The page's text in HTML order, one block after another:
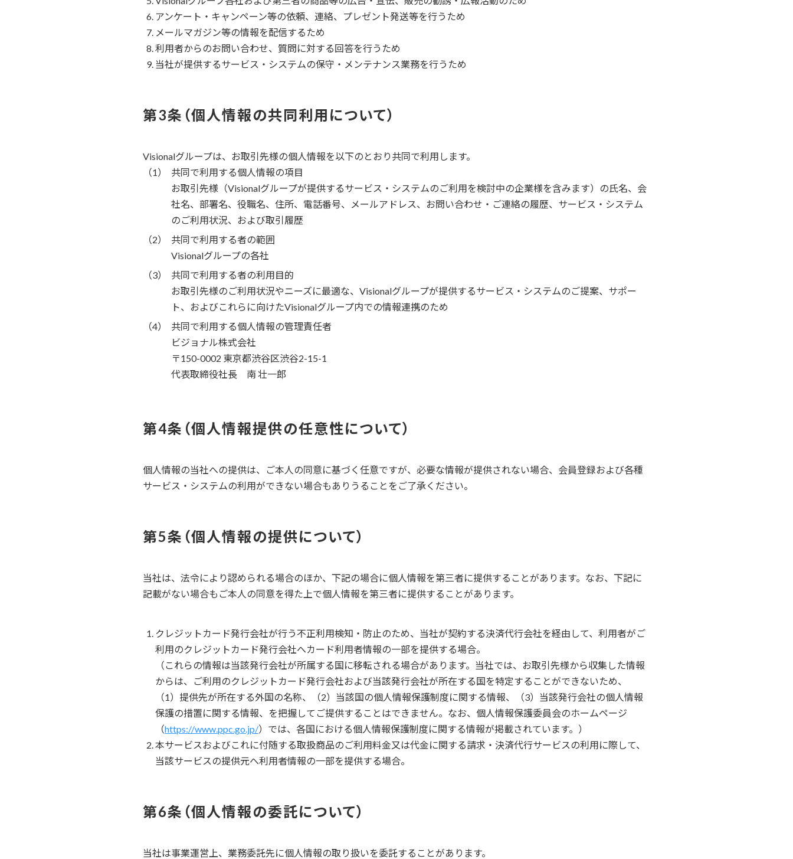
アンケート・キャンペーン等の依頼、連絡、プレゼント発送等を行うため
メールマガジン等の情報を配信するため
利用者からのお問い合わせ、質問に対する回答を行うため
当社が提供するサービス・システムの保守・メンテナンス業務を行うため
個人情報の共同利用について
Visionalグループは、お取引先様の個人情報を以下のとおり共同で利用します。
共同で利用する個人情報の項目
お取引先様（Visionalグループが提供するサービス・システムのご利用を検討中の企業様を含みます）の氏名、会
社名、部署名、役職名、住所、電話番号、メールアドレス、お問い合わせ・ご連絡の履歴、サービス・システム
のご利用状況、および取引履歴
共同で利用する者の範囲
Visionalグループの各社
共同で利用する者の利用目的
お取引先様のご利用状況やニーズに最適な、Visionalグループが提供するサービス・システムのご提案、サポー
ト、およびこれらに向けたVisionalグループ内での情報連携のため
共同で利用する個人情報の管理責任者
ビジョナル株式会社
〒150-0002 東京都渋谷区渋谷2-15-1
代表取締役社長 南 壮一郎
個人情報提供の任意性について
個人情報の当社への提供は、ご本人の同意に基づく任意ですが、必要な情報が提供されない場合、会員登録および各種
サービス・システムの利用ができない場合もありうることをご了承ください。
個人情報の提供について
当社は、法令により認められる場合のほか、下記の場合に個人情報を第三者に提供することがあります。なお、下記に
記載がない場合もご本人の同意を得た上で個人情報を第三者に提供することがあります。
クレジットカード発行会社が行う不正利用検知・防止のため、当社が契約する決済代行会社を経由して、利用者がご
利用のクレジットカード発行会社へカード利用者情報の一部を提供する場合。
（これらの情報は当該発行会社が所属する国に移転される場合があります。当社では、お取引先様から収集した情報
からは、ご利用のクレジットカード発行会社および当該発行会社が所在する国を特定することができないため、
（1）提供先が所在する外国の名称、（2）当該国の個人情報保護制度に関する情報、（3）当該発行会社の個人情報
保護の措置に関する情報、を把握してご提供することはできません。なお、個人情報保護委員会のホームページ
（https://www.ppc.go.jp/）では、各国における個人情報保護制度に関する情報が掲載されています。）
本サービスおよびこれに付随する取扱商品のご利用料金又は代金に関する請求・決済代行サービスの利用に際して、
当該サービスの提供元へ利用者情報の一部を提供する場合。
個人情報の委託について
当社は事業運営上、業務委託先に個人情報の取り扱いを委託することがあります。